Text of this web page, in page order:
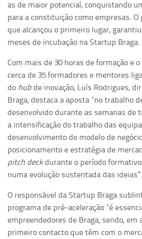
as de maior potencial, conquistando
para a constituição como empresas. O
que alcançou o primeiro lugar,
meses de incubação na Startup Braga.
Com mais de 30 horas de formação e
cerca de 35 formadores e mentores
do hubde inovação, Luís Rodrigues,
Braga, destaca a aposta “no trabalho
desenvolvido durante as semanas de
a intensificação do trabalho das
desenvolvimento do modelo de
posicionamento e estratégia de
pitch deckdurante o período
numa evolução sustentada das ideias”.
O responsável da Startup Braga
programa de pré-aceleração “é
empreendedores de Braga, sendo, em
primeiro contacto que têm com o